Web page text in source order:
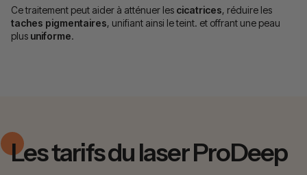
Ce traitement peut aider à atténuer les cicatrices, réduire les
taches pigmentaires, unifiant ainsi le teint. et offrant une peau
plus uniforme.
Les tarifs du laser ProDeep